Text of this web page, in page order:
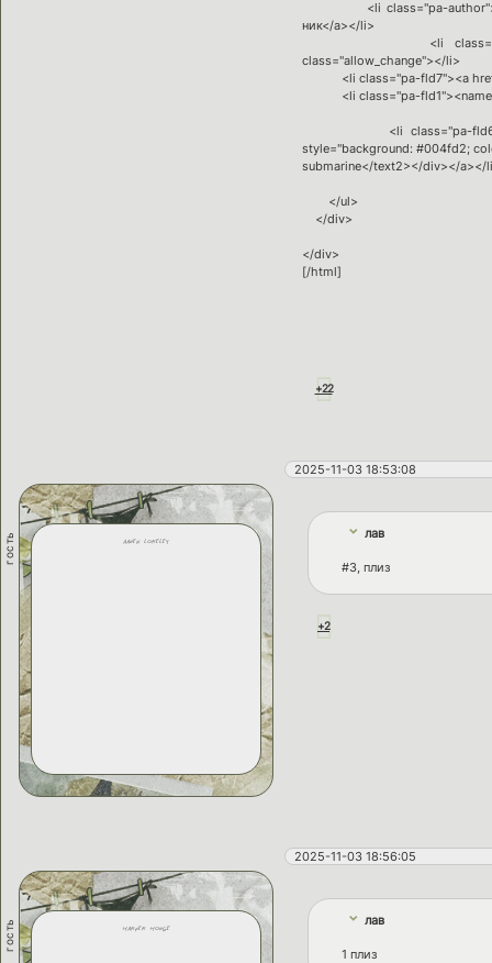
<li class="pa-
ник</a></li>
<li class="pa-avatar
class="allow_change"></li>
<li class="pa-fld7"><a
<li class="pa-
<li class="pa-fld6"><a
style="background: #004fd2;
submarine</text2></div></a></
</ul>
</div>
</div>
[/html]
+22
2025-11-03 18:53:08
гость aaden loreley лав
#3, плиз
+2
2025-11-03 18:56:05
гость harper hodge лав
1 плиз